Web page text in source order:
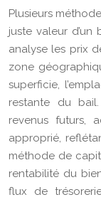
Plusieurs
juste valeur d’un
analyse les prix
zone
superficie,
restante du
revenus futurs,
approprié,
méthode de
rentabilité du
flux de